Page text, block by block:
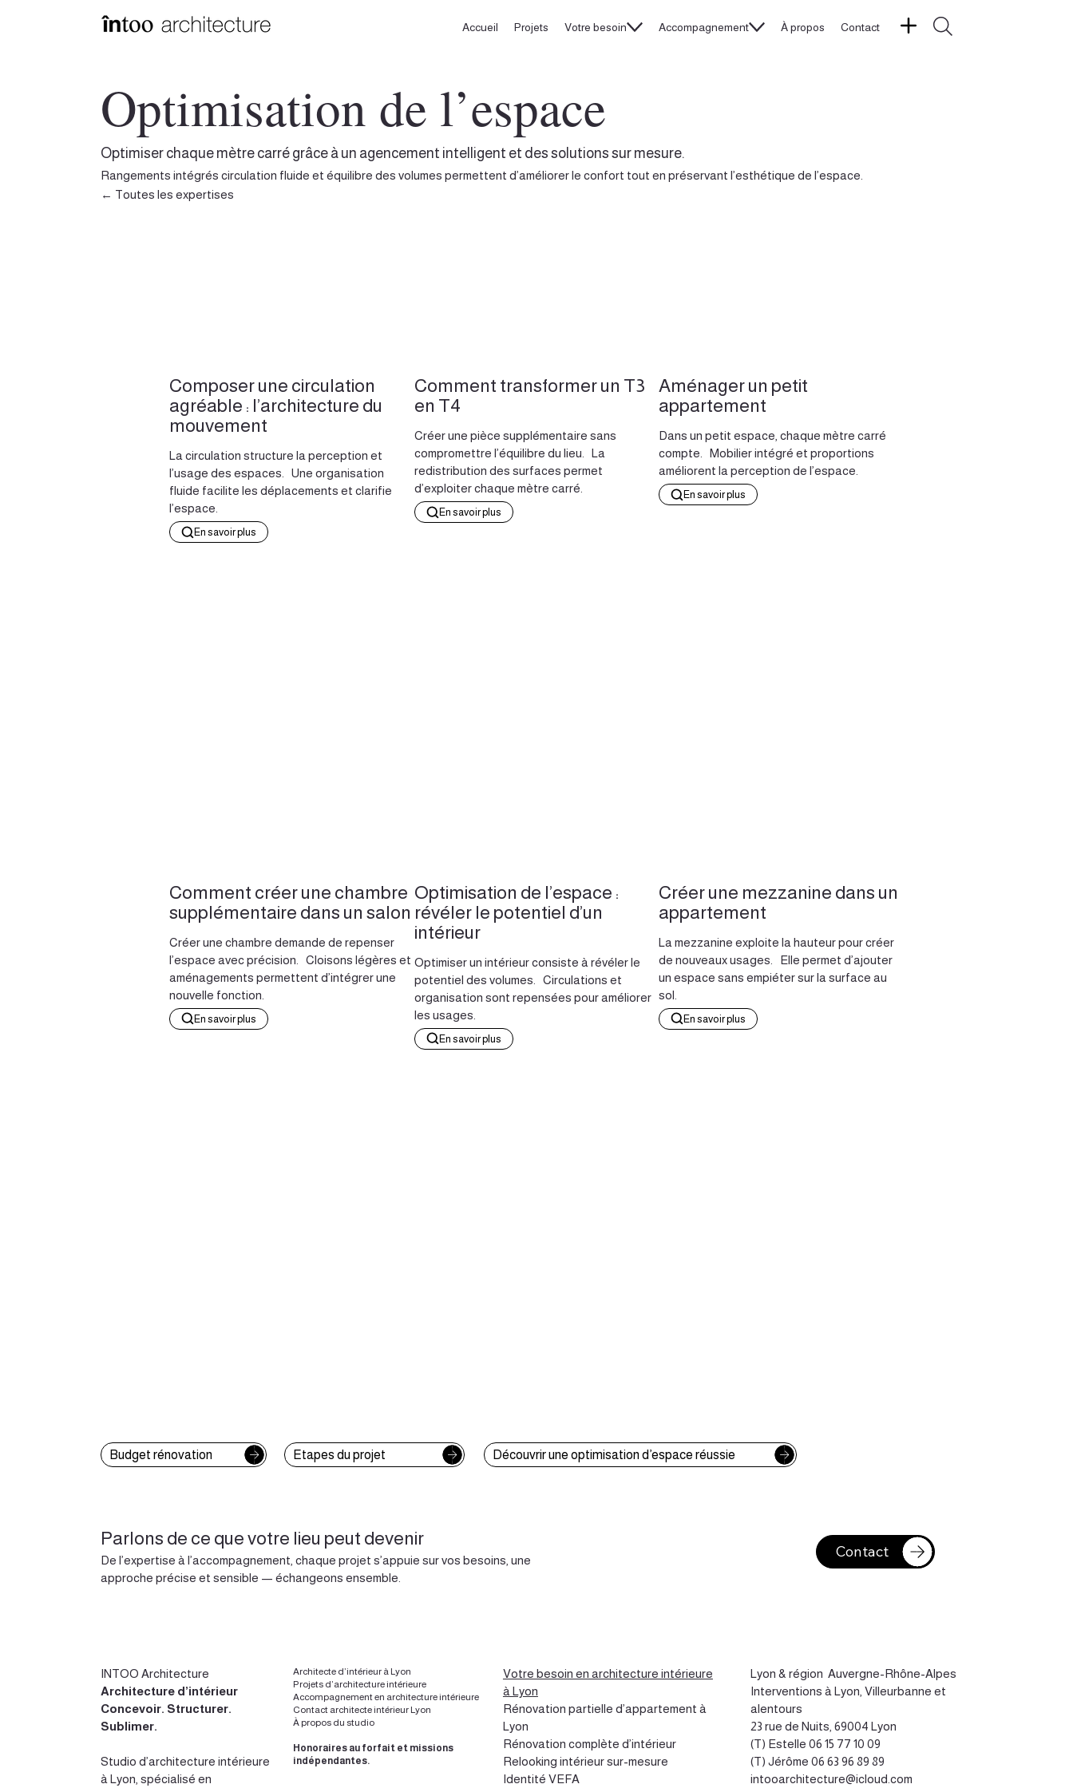
Accueil Projets Votre besoin Accompagnement À propos Contact
Optimisation de l’espace
Optimiser chaque mètre carré grâce à un agencement intelligent et des solutions sur mesure.
Rangements intégrés circulation fluide et équilibre des volumes permettent d’améliorer le confort tout en préservant l’esthétique de l’espace.
← Toutes les expertises
Composer une circulation
agréable : l’architecture du
mouvement
La circulation structure la perception et
l’usage des espaces. Une organisation
fluide facilite les déplacements et clarifie
l’espace.
En savoir plus
Comment transformer un T3
en T4
Créer une pièce supplémentaire sans
compromettre l’équilibre du lieu. La
redistribution des surfaces permet
d’exploiter chaque mètre carré.
En savoir plus
Aménager un petit
appartement
Dans un petit espace, chaque mètre carré
compte. Mobilier intégré et proportions
améliorent la perception de l’espace.
En savoir plus
Comment créer une chambre
supplémentaire dans un salon
Créer une chambre demande de repenser
l’espace avec précision. Cloisons légères et
aménagements permettent d’intégrer une
nouvelle fonction.
En savoir plus
Optimisation de l’espace :
révéler le potentiel d’un
intérieur
Optimiser un intérieur consiste à révéler le
potentiel des volumes. Circulations et
organisation sont repensées pour améliorer
les usages.
En savoir plus
Créer une mezzanine dans un
appartement
La mezzanine exploite la hauteur pour créer
de nouveaux usages. Elle permet d’ajouter
un espace sans empiéter sur la surface au
sol.
En savoir plus
Budget rénovation Etapes du projet Découvrir une optimisation d’espace réussie
Parlons de ce que votre lieu peut devenir
De l’expertise à l’accompagnement, chaque projet s’appuie sur vos besoins, une
approche précise et sensible — échangeons ensemble.
Contact
INTOO Architecture
Architecture d’intérieur
Concevoir. Structurer.
Sublimer.
Studio d’architecture intérieure
à Lyon , spécialisé en
Architecte d’intérieur à Lyon
Projets d’architecture intérieure
Accompagnement en architecture intérieure
Contact architecte intérieur Lyon
À propos du studio
Honoraires au forfait et missions
indépendantes.
Votre besoin en architecture intérieure
à Lyon
Rénovation partielle d’appartement à
Lyon
Rénovation complète d’intérieur
Relooking intérieur sur-mesure
Identité VEFA
Lyon & région Auvergne-Rhône-Alpes
Interventions à Lyon, Villeurbanne et
alentours
23 rue de Nuits, 69004 Lyon
(T) Estelle 06 15 77 10 09
(T) Jérôme 06 63 96 89 89
intooarchitecture@icloud.com